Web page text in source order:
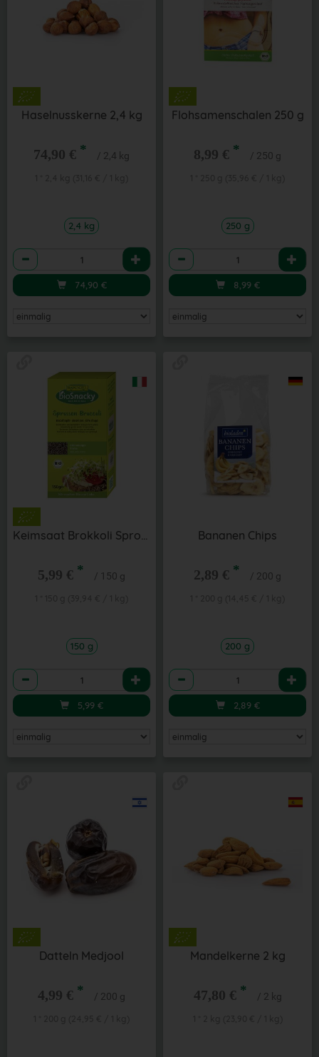
Haselnusskerne 2,4 kg
74,90 € * / 2,4 kg
2,4 kg
Anzahl
74,90 €
Flohsamenschalen 250 g
8,99 € * / 250 g
250 g
Anzahl
8,99 €
Keimsaat Brokkoli Sprossen 150 g
5,99 € * / 150 g
150 g
Anzahl
5,99 €
Bananen Chips
2,89 € * / 200 g
200 g
Anzahl
2,89 €
Datteln Medjool
4,99 € * / 200 g
Mandelkerne 2 kg
47,80 € * / 2 kg